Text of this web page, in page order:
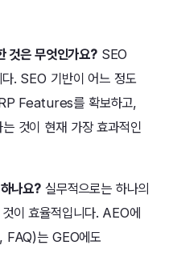
것은 무엇인가요?SEO
. SEO 기반이 어느 정도
Features를 확보하고,
것이 현재 가장 효과적인
나요? 실무적으로는 하나의
이 효율적입니다. AEO에
FAQ)는 GEO에도